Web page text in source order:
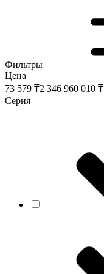
Фильтры
Цена
73 579 ₸2 346 960 010 ₸
Серия